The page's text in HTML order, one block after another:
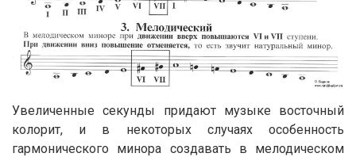
Увеличенные секунды придают музыке восточный
колорит, и в некоторых случаях особенность
гармонического минора создавать в мелодическом